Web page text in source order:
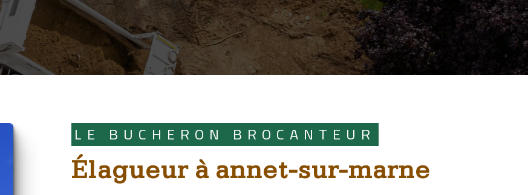
LE BUCHERON BROCANTEUR
élagueur à annet-sur-marne